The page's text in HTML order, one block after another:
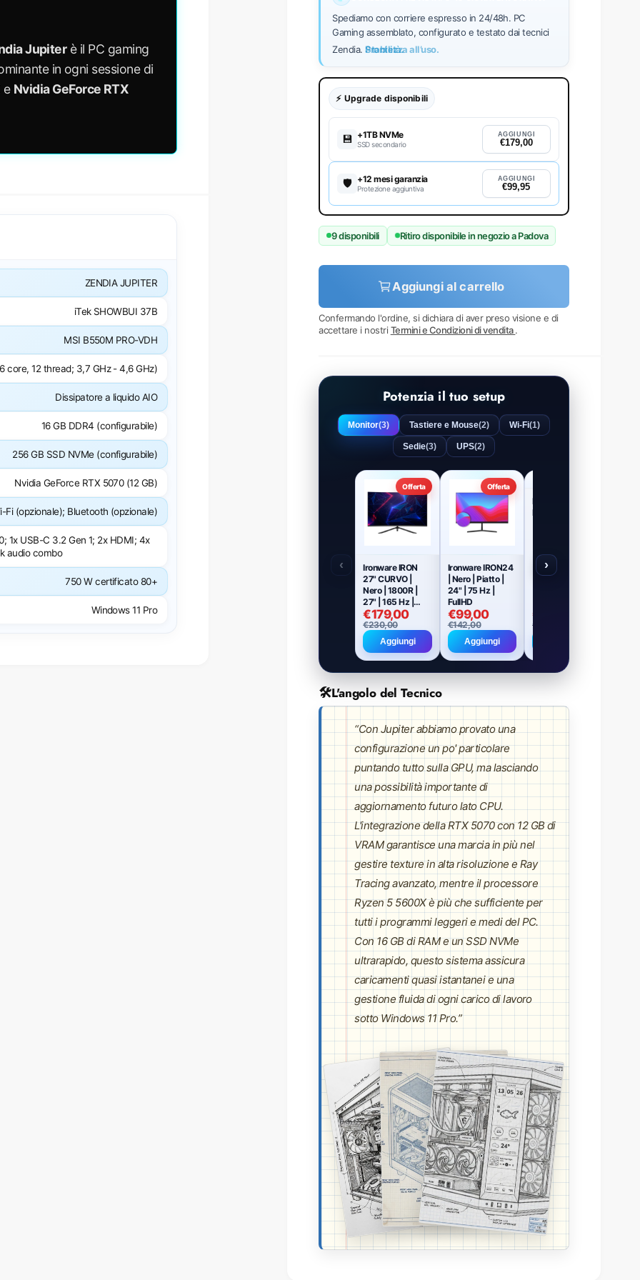
Spediamo con corriere espresso in 24/48h. PC
Gaming assemblato, configurato e testato dai tecnici
Zendia.Prontezza all’uso.
⚡ Upgrade disponibili
💾 +1TB NVMe
SSD secondario
AGGIUNGI
€179,00
🛡️ +12 mesi garanzia
Protezione aggiuntiva
AGGIUNGI
€99,95
9 disponibili Ritiro disponibile in negozio a Padova
Aggiungi al carrello
Confermando l'ordine, si dichiara di aver preso visione e di
accettare i nostri Termini e Condizioni di vendita.
Potenzia il tuo setup
Monitor(3) Tastiere e Mouse(2) Wi-Fi(1)
Sedie(3) UPS(2)
‹
Offerta
Ironware IRON
27" CURVO |
Nero | 1800R |
27" | 165 Hz |
FullHD
€179,00
€230,00
Aggiungi
Offerta
Ironware IRON24
| Nero | Piatto |
24" | 75 Hz |
FullHD
€99,00
€142,00
Aggiungi
MSI MAG 272F |
Nero | Piatto | 27"
€225,00
€285,00
›
🛠️L'angolo del Tecnico
“Con Jupiter abbiamo provato una
configurazione un po' particolare
puntando tutto sulla GPU, ma lasciando
una possibilità importante di
aggiornamento futuro lato CPU.
L'integrazione della RTX 5070 con 12 GB di
VRAM garantisce una marcia in più nel
gestire texture in alta risoluzione e Ray
Tracing avanzato, mentre il processore
Ryzen 5 5600X è più che sufficiente per
tutti i programmi leggeri e medi del PC.
Con 16 GB di RAM e un SSD NVMe
ultrarapido, questo sistema assicura
caricamenti quasi istantanei e una
gestione fluida di ogni carico di lavoro
sotto Windows 11 Pro.”
Jupiterè il PC gaming
in ogni sessione di
e Nvidia GeForce RTX
ZENDIA JUPITER
iTek SHOWBUI 37B
MSI B550M PRO-VDH
core, 12 thread; 3,7 GHz - 4,6 GHz)
Dissipatore a liquido AIO
16 GB DDR4 (configurabile)
256 GB SSD NVMe (configurabile)
Nvidia GeForce RTX 5070 (12 GB)
Fi (opzionale); Bluetooth (opzionale)
1x USB-C 3.2 Gen 1; 2x HDMI; 4x
audio combo
750 W certificato 80+
Windows 11 Pro